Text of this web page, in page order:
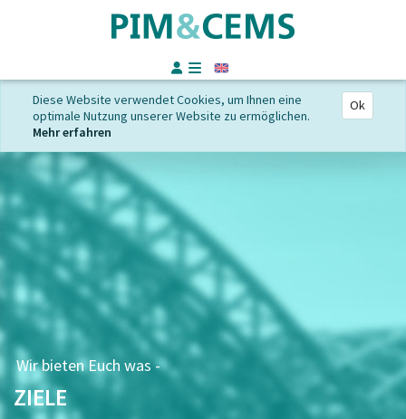
Diese Website verwendet Cookies, um Ihnen eine
optimale Nutzung unserer Website zu ermöglichen.
Mehr erfahren
Ok
Wir bieten Euch was -
ZIELE